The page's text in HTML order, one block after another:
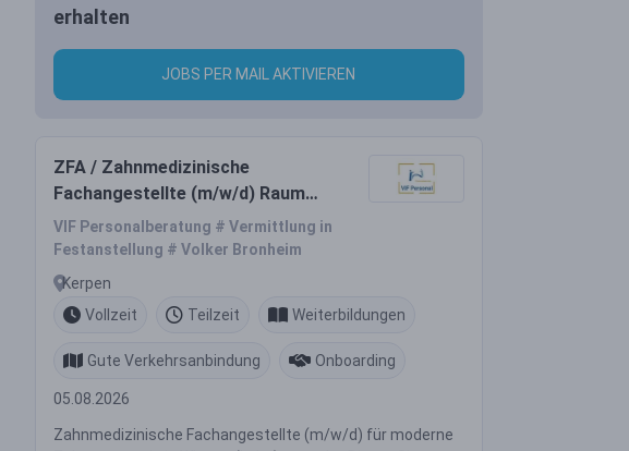
erhalten
JOBS PER MAIL AKTIVIEREN
ZFA / Zahnmedizinische
Fachangestellte (m/w/d) Raum
Winsen (Luhe)
VIF Personalberatung # Vermittlung in
Festanstellung # Volker Bronheim
Kerpen
Vollzeit
Teilzeit Weiterbildungen
Gute Verkehrsanbindung Onboarding
05.08.2026
Zahnmedizinische Fachangestellte (m/w/d) für moderne